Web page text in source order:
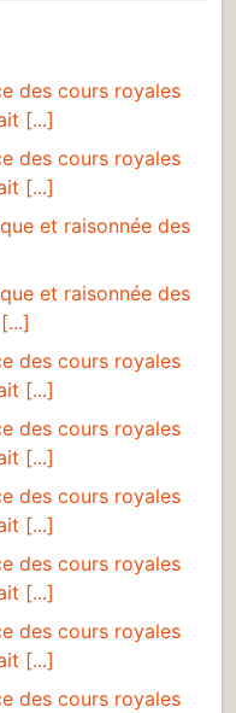
des cours royales
[...]
des cours royales
[...]
et raisonnée des
et raisonnée des
des cours royales
[...]
des cours royales
[...]
des cours royales
[...]
des cours royales
[...]
des cours royales
[...]
des cours royales